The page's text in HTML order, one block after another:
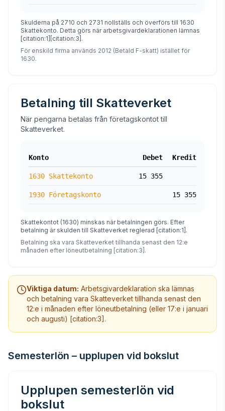
Skulderna på 2710 och 2731 nollställs och överförs till 1630
Skattekonto. Detta görs när arbetsgivardeklarationen lämnas
[citation:1][citation:3].
För enskild firma används 2012 (Betald F-skatt) istället för
1630.
Betalning till Skatteverket
När pengarna betalas från företagskontot till
Skatteverket.
Konto Debet Kredit
1630 Skattekonto 15 355
1930 Företagskonto 15 355
Skattekontot (1630) minskas när betalningen görs. Efter
betalning är skulden till Skatteverket reglerad [citation:1].
Betalning ska vara Skatteverket tillhanda senast den 12:e
månaden efter löneutbetalning [citation:3].
Viktiga datum: Arbetsgivardeklaration ska lämnas
och betalning vara Skatteverket tillhanda senast den
12:e i månaden efter löneutbetalning (eller 17:e i januari
och augusti) [citation:3].
Semesterlön – upplupen vid bokslut
Upplupen semesterlön vid
bokslut